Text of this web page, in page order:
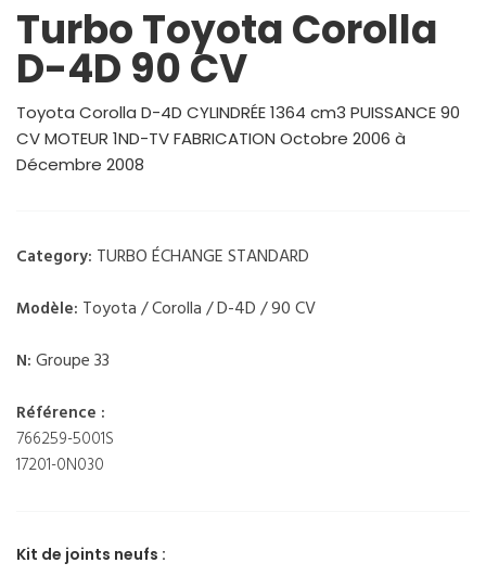
Turbo Toyota Corolla
D-4D 90 CV
Toyota Corolla D-4D CYLINDRÉE 1364 cm3 PUISSANCE 90
CV MOTEUR 1ND-TV FABRICATION Octobre 2006 à
Décembre 2008
Category: TURBO ÉCHANGE STANDARD
Modèle: Toyota / Corolla / D-4D / 90 CV
N: Groupe 33
Référence :
766259-5001S
17201-0N030
Kit de joints neufs :